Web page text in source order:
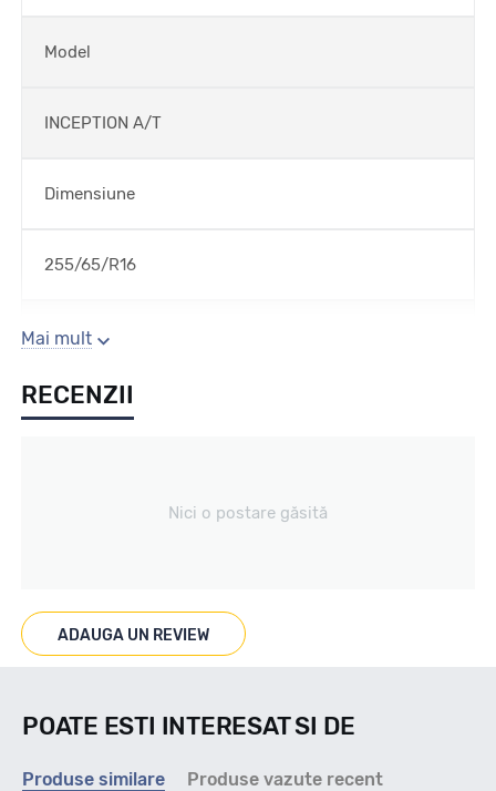
Model
INCEPTION A/T
Dimensiune
255/65/R16
Sezon
All season / Off Road
Marcat M+S
Indice viteza
Mai mult
RECENZII
Nici o postare găsită
ADAUGA UN REVIEW
POATE ESTI INTERESAT SI DE
Produse similare Produse vazute recent